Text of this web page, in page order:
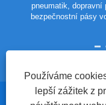
pneumatik, dopravní
bezpečnostní pásy
Používáme
lepší zážitek z